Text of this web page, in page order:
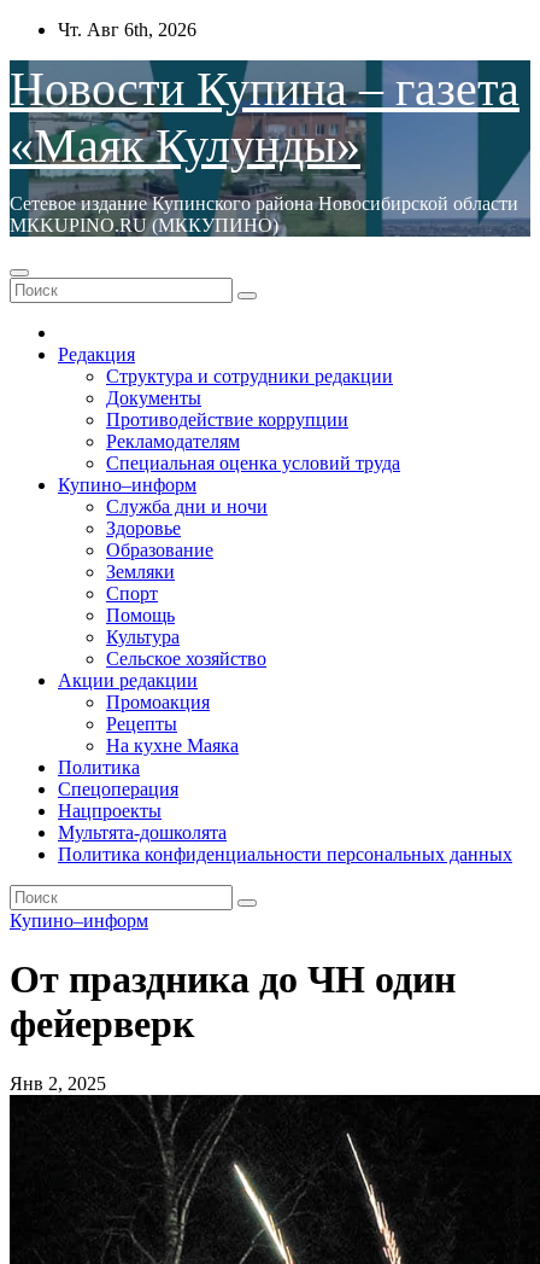
Перейти
содержимому
Чт. Авг 6th, 2026
Новости Купина – газета
«Маяк Кулунды»
Сетевое издание Купинского района Новосибирской области
МКKUPINO.RU (МККУПИНО)
Редакция
Структура и сотрудники редакции
Документы
Противодействие коррупции
Рекламодателям
Специальная оценка условий труда
Купино–информ
Служба дни и ночи
Здоровье
Образование
Земляки
Спорт
Помощь
Культура
Сельское хозяйство
Акции редакции
Промоакция
Рецепты
На кухне Маяка
Политика
Спецоперация
Нацпроекты
Мультята-дошколята
Политика конфиденциальности персональных данных
Купино–информ
От праздника до ЧН один
фейерверк
Янв 2, 2025